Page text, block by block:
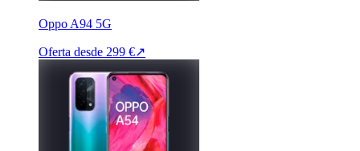
Oppo A94 5G
Oferta desde 299 €↗